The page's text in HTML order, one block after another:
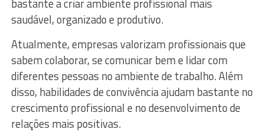
bastante a criar ambiente profissional mais
saudável, organizado e produtivo.
Atualmente, empresas valorizam profissionais que
sabem colaborar, se comunicar bem e lidar com
diferentes pessoas no ambiente de trabalho. Além
disso, habilidades de convivência ajudam bastante no
crescimento profissional e no desenvolvimento de
relações mais positivas.